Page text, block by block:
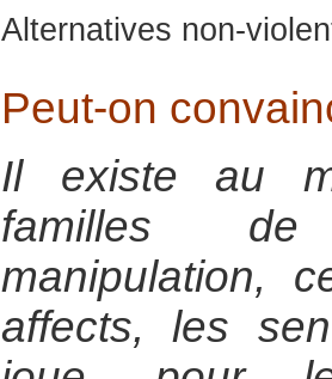
Alternatives non-
Peut-on
Il existe au
familles
manipulation,
affects, les